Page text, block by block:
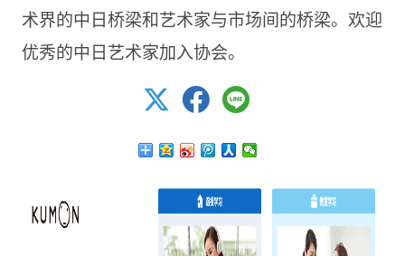
术界的中日桥梁和艺术家与市场间的桥梁。欢迎
优秀的中日艺术家加入协会。